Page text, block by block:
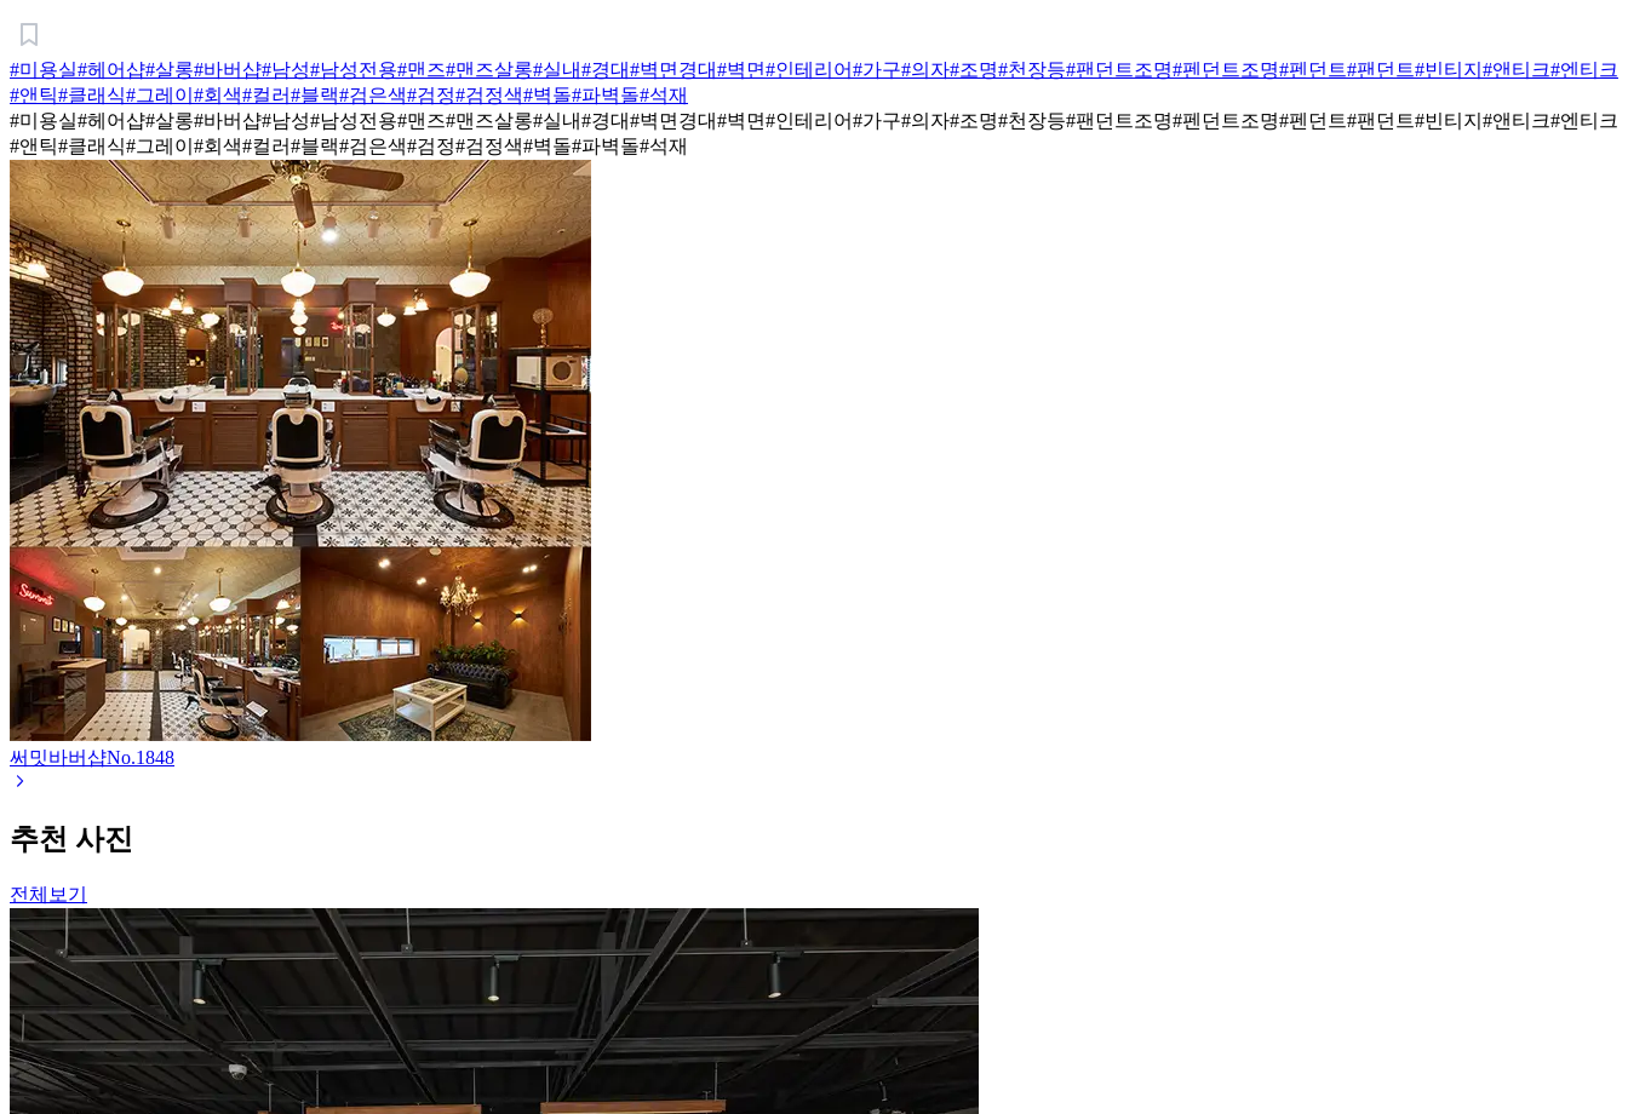
#미용실#헤어샵#살롱#바버샵#남성#남성전용#맨즈#맨즈살롱#실내#경대#벽면경대#벽면#인테리어#가구#의자#조명#천장등#팬던트조명#펜던트조명#펜던트#팬던트#빈티지 #앤티크#엔티크
#앤틱#클래식#그레이 #회색#컬러#블랙#검은색#검정#검정색#벽돌#파벽돌#석재
#미용실#헤어샵#살롱#바버샵#남성#남성전용#맨즈#맨즈살롱#실내#경대#벽면경대#벽면#인테리어#가구#의자#조명#천장등#팬던트조명#펜던트조명#펜던트#팬던트#빈티지 #앤티크#엔티크
#앤틱#클래식#그레이 #회색#컬러#블랙#검은색#검정#검정색#벽돌#파벽돌#석재
써밋바버샵No.1848
추천 사진
전체보기